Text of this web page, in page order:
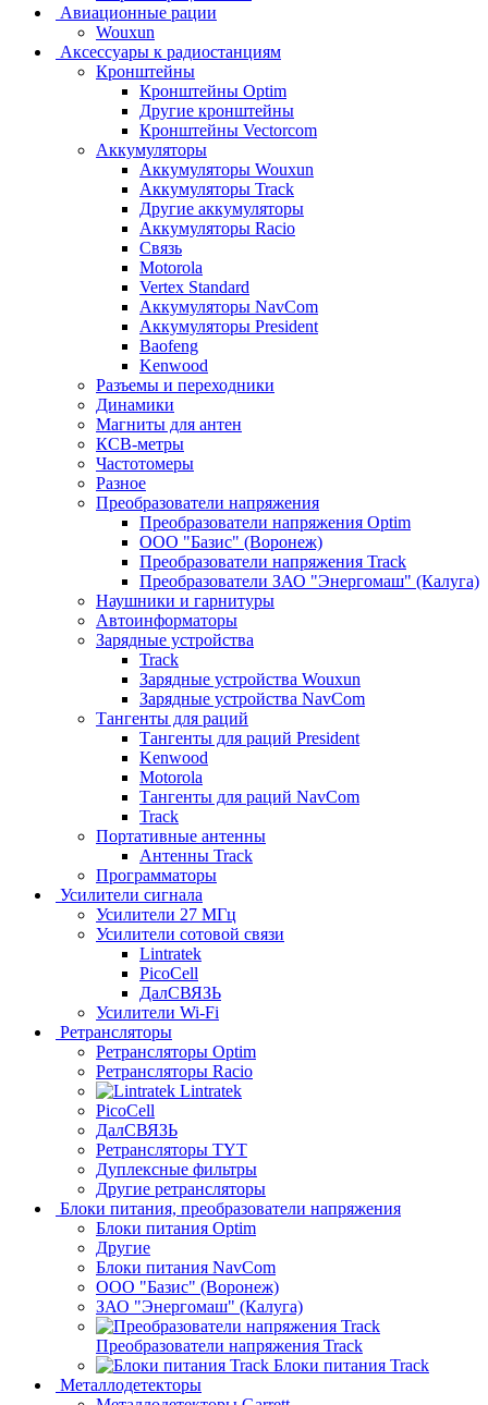
Авиационные рации
Wouxun
Аксессуары к радиостанциям
Кронштейны
Кронштейны Optim
Другие кронштейны
Кронштейны Vectorcom
Аккумуляторы
Аккумуляторы Wouxun
Аккумуляторы Track
Другие аккумуляторы
Аккумуляторы Racio
Связь
Motorola
Vertex Standard
Аккумуляторы NavCom
Аккумуляторы President
Baofeng
Kenwood
Разъемы и переходники
Динамики
Магниты для антен
КСВ-метры
Частотомеры
Разное
Преобразователи напряжения
Преобразователи напряжения Optim
ООО "Базис" (Воронеж)
Преобразователи напряжения Track
Преобразователи ЗАО "Энергомаш" (Калуга)
Наушники и гарнитуры
Автоинформаторы
Зарядные устройства
Track
Зарядные устройства Wouxun
Зарядные устройства NavCom
Тангенты для раций
Тангенты для раций President
Kenwood
Motorola
Тангенты для раций NavCom
Track
Портативные антенны
Антенны Track
Программаторы
Усилители сигнала
Усилители 27 МГц
Усилители сотовой связи
Lintratek
PicoCell
ДалСВЯЗЬ
Усилители Wi-Fi
Ретрансляторы
Ретрансляторы Optim
Ретрансляторы Racio
Lintratek
PicoCell
ДалСВЯЗЬ
Ретрансляторы TYT
Дуплексные фильтры
Другие ретрансляторы
Блоки питания, преобразователи напряжения
Блоки питания Optim
Другие
Блоки питания NavCom
ООО "Базис" (Воронеж)
ЗАО "Энергомаш" (Калуга)
Преобразователи напряжения Track
Блоки питания Track
Металлодетекторы